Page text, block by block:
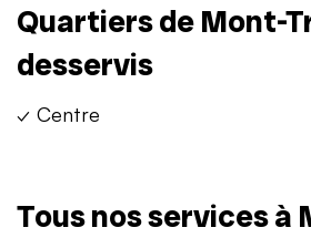
Quartiers de Mont-
desservis
✓ Centre
Tous nos services à